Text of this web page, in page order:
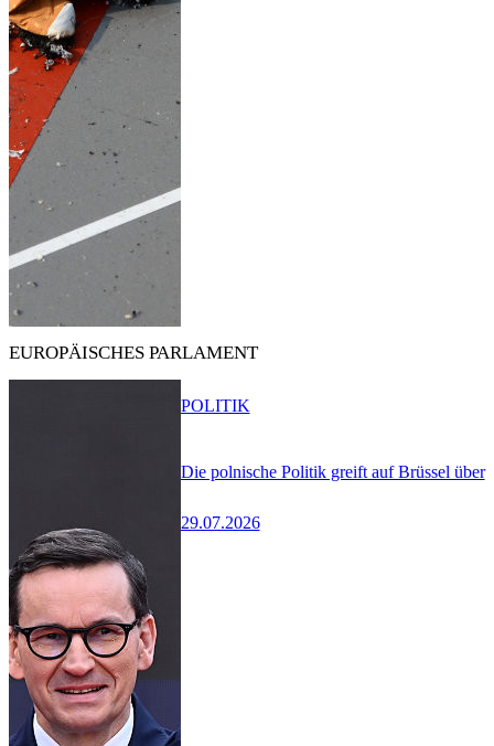
EUROPÄISCHES PARLAMENT
Die polnische Politik greift auf Brüssel über
29.07.2026
POLITIK